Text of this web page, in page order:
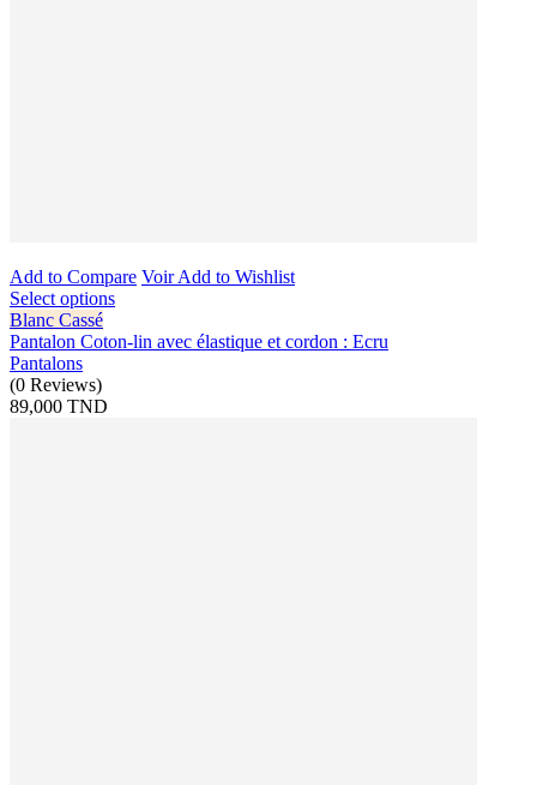
Add to Compare VoirAdd to Wishlist
Select options
Blanc Cassé
Pantalon Coton-lin avec élastique et cordon : Ecru
Pantalons
(0 Reviews)
89,000 TND